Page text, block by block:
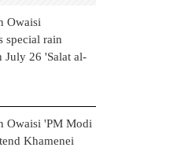
Owaisi
special rain
July 26 'Salat al-
Owaisi 'PM Modi
Khamenei